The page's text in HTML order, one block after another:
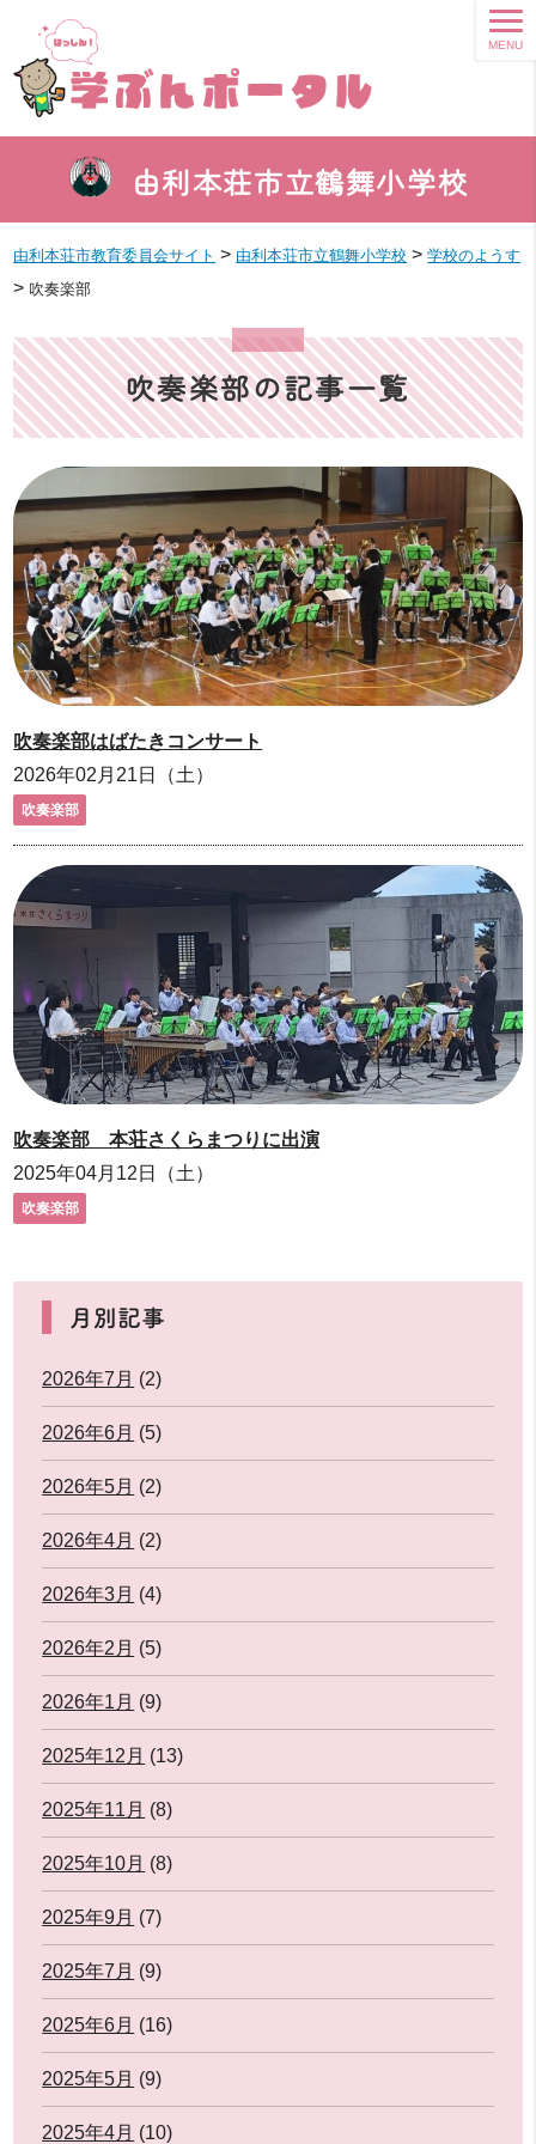
由利本荘市立鶴舞小学校
MENU
由利本荘市教育委員会サイト > 由利本荘市立鶴舞小学校 >学校のようす
> 吹奏楽部
吹奏楽部の記事一覧
吹奏楽部はばたきコンサート
2026年02月21日（土）
吹奏楽部
吹奏楽部 本荘さくらまつりに出演
2025年04月12日（土）
吹奏楽部
月別記事
2026年7月 (2)
2026年6月 (5)
2026年5月 (2)
2026年4月 (2)
2026年3月 (4)
2026年2月 (5)
2026年1月 (9)
2025年12月 (13)
2025年11月 (8)
2025年10月 (8)
2025年9月 (7)
2025年7月 (9)
2025年6月 (16)
2025年5月 (9)
2025年4月 (10)